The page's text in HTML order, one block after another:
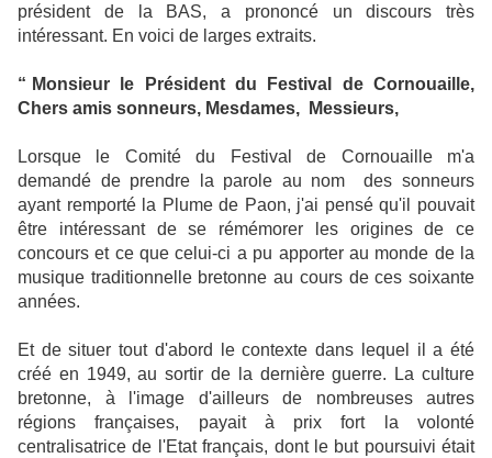
président de la BAS, a prononcé un discours très
intéressant. En voici de larges extraits.
“ Monsieur le Président du Festival de Cornouaille,
Chers amis sonneurs, Mesdames, Messieurs,
Lorsque le Comité du Festival de Cornouaille m'a
demandé de prendre la parole au nom
des sonneurs
ayant remporté la Plume de Paon, j'ai pensé qu'il pouvait
être intéressant de se rémémorer les origines de ce
concours et ce que celui-ci a pu apporter au monde de la
musique traditionnelle bretonne au cours de ces soixante
années.
Et de situer tout d'abord le contexte dans lequel il a été
créé en 1949, au sortir de la dernière guerre. La culture
bretonne, à l'image d'ailleurs de nombreuses autres
régions françaises, payait à prix fort la volonté
centralisatrice de l'Etat français, dont le but poursuivi était